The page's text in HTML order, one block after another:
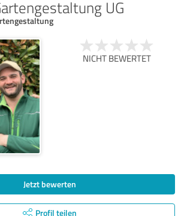
UG
NICHT BEWERTET
Jetzt bewerten
Profil teilen